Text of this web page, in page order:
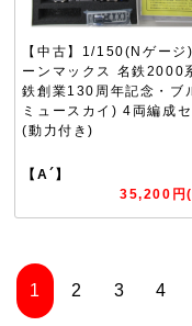
【中古】1/150(Nゲージ
ーンマックス 名鉄2000
鉄創業130周年記念・ブ
ミュースカイ) 4両編成セ
(動力付き)
【A´】
35,200円
1 2 3 4